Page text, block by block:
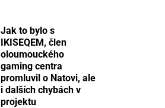
Jak to bylo s
IKISEQEM, člen
oloumouckého
gaming centra
promluvil o Natovi, ale
i dalších chybách v
projektu